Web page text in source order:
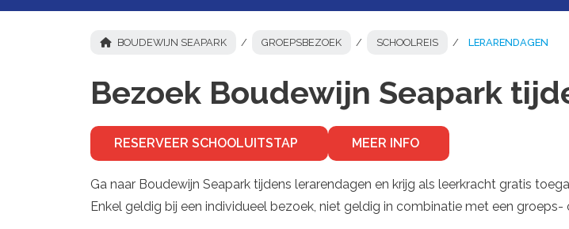
BOUDEWIJN SEAPARK GROEPSBEZOEK SCHOOLREIS LERARENDAGEN
Bezoek Boudewijn Seapark
RESERVEER SCHOOLUITSTAP MEER INFO
Ga naar Boudewijn Seapark tijdens lerarendagen en krijg als leerkracht gratis
Enkel geldig bij een individueel bezoek, niet geldig in combinatie met een